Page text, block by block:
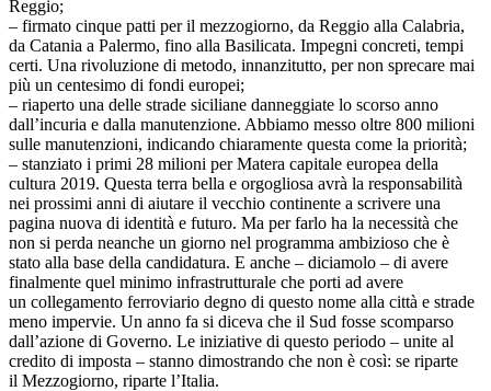
Reggio;
– firmato cinque patti per il mezzogiorno, da Reggio alla Calabria,
da Catania a Palermo, fino alla Basilicata. Impegni concreti, tempi
certi. Una rivoluzione di metodo, innanzitutto, per non sprecare mai
più un centesimo di fondi europei;
– riaperto una delle strade siciliane danneggiate lo scorso anno
dall’incuria e dalla manutenzione. Abbiamo messo oltre 800 milioni
sulle manutenzioni, indicando chiaramente questa come la priorità;
– stanziato i primi 28 milioni per Matera capitale europea della
cultura 2019. Questa terra bella e orgogliosa avrà la responsabilità
nei prossimi anni di aiutare il vecchio continente a scrivere una
pagina nuova di identità e futuro. Ma per farlo ha la necessità che
non si perda neanche un giorno nel programma ambizioso che è
stato alla base della candidatura. E anche – diciamolo – di avere
finalmente quel minimo infrastrutturale che porti ad avere
un collegamento ferroviario degno di questo nome alla città e strade
meno impervie. Un anno fa si diceva che il Sud fosse scomparso
dall’azione di Governo. Le iniziative di questo periodo – unite al
credito di imposta – stanno dimostrando che non è così: se riparte
il Mezzogiorno, riparte l’Italia.